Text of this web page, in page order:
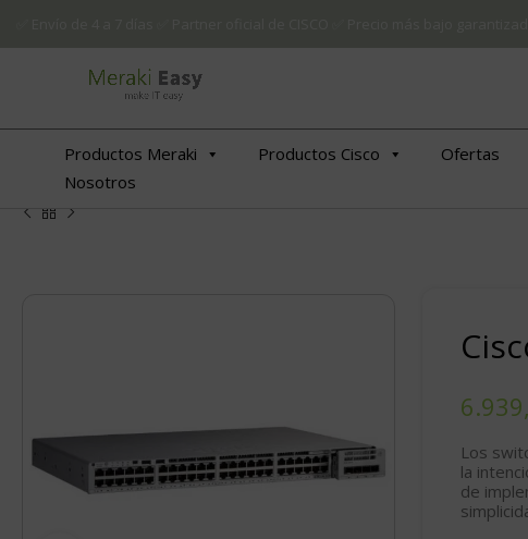
Productos Meraki Productos Cisco Ofertas
Nosotros
Los
la
de